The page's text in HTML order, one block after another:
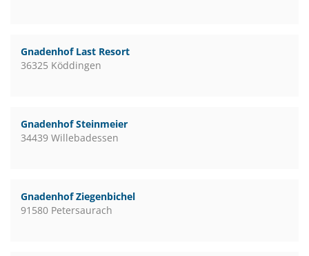
Gnadenhof Last Resort
36325 Köddingen
Gnadenhof Steinmeier
34439 Willebadessen
Gnadenhof Ziegenbichel
91580 Petersaurach